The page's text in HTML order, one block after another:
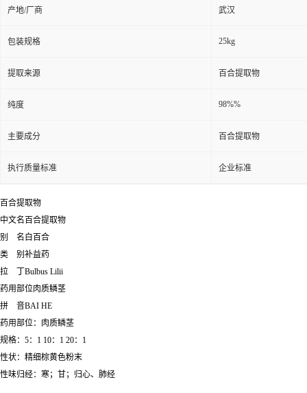
产地/厂商 武汉
包装规格 25kg
提取来源 百合提取物
纯度 98%%
主要成分 百合提取物
执行质量标准 企业标准
百合提取物
中文名百合提取物
别 名白百合
类 别补益药
拉 丁Bulbus Lilii
药用部位肉质鳞茎
拼 音BAI HE
药用部位：肉质鳞茎
规格：5：1 10：1 20：1
性状：精细棕黄色粉末
性味归经：寒；甘；归心、肺经